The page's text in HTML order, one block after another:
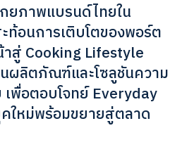
ยภาพแบรนด์ไทยใน
ท้อนการเติบโตของพอร์ต
สู่ Cooking Lifestyle
ผลิตภัณฑ์และโซลูชันความ
พื่อตอบโจทย์ Everyday
ใหม่พร้อมขยายสู่ตลาด